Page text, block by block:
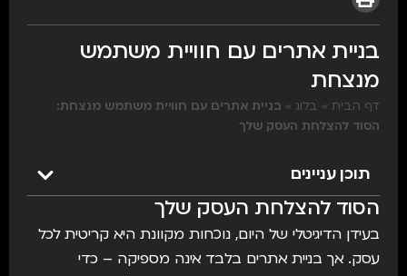
בניית אתרים עם חוויית משתמש
מנצחת
דף הבית » בלוג » בניית אתרים עם חוויית משתמש מנצחת:
הסוד להצלחת העסק שלך
תוכן עניינים
הסוד להצלחת העסק שלך
בעידן הדיגיטלי של היום, נוכחות מקוונת היא קריטית לכל
עסק. אך בניית אתרים בלבד אינה מספיקה – כדי